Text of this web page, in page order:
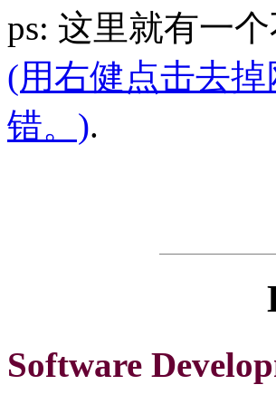
ps: 这里就有一
(用右健点击去
错。).
Software